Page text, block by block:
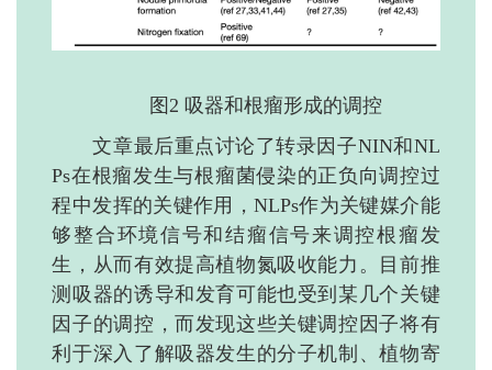
图2 吸器和根瘤形成的调控
文章最后重点讨论了转录因子NIN和NL
Ps在根瘤发生与根瘤菌侵染的正负向调控过
程中发挥的关键作用，NLPs作为关键媒介能
够整合环境信号和结瘤信号来调控根瘤发
生，从而有效提高植物氮吸收能力。目前推
测吸器的诱导和发育可能也受到某几个关键
因子的调控，而发现这些关键调控因子将有
利于深入了解吸器发生的分子机制、植物寄